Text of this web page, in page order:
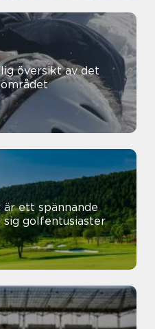
översikt av det
ett spännande
golfentusiaster